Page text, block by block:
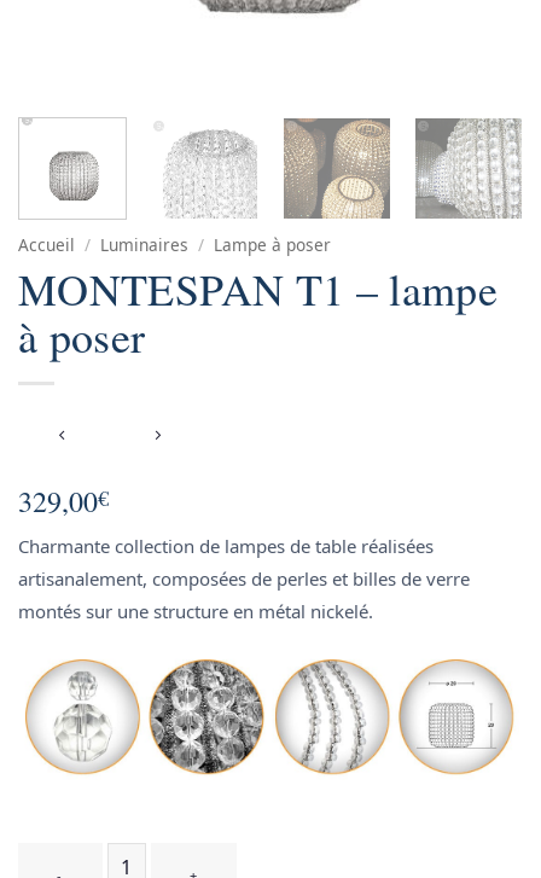
Accueil / Luminaires / Lampe à poser
MONTESPAN T1 – lampe
à poser
329,00€
Charmante collection de lampes de table réalisées
artisanalement, composées de perles et billes de verre
montés sur une structure en métal nickelé.